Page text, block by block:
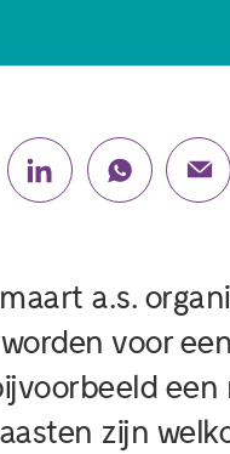
a.s.
voor
zijn